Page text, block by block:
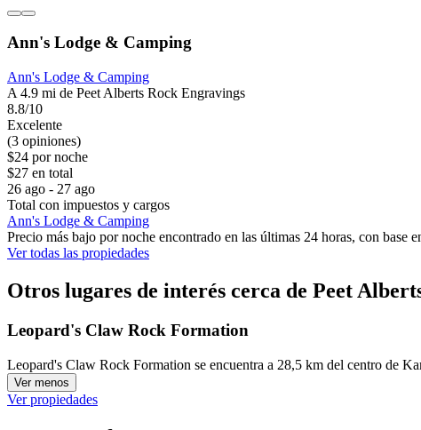
Ann's Lodge & Camping
Ann's Lodge & Camping
A 4.9 mi de Peet Alberts Rock Engravings
8.8/10
Excelente
(3 opiniones)
$24 por noche
$27 en total
26 ago - 27 ago
Total con impuestos y cargos
Ann's Lodge & Camping
Precio más bajo por noche encontrado en las últimas 24 horas, con
Ver todas las propiedades
Otros lugares de interés cerca de Peet
Leopard's Claw Rock Formation
Leopard's Claw Rock Formation se encuentra a 28,5 km del centro de
Ver menos
Ver propiedades